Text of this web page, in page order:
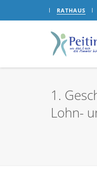
RATHAUS
1.
Lohn-